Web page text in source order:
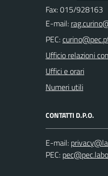
Fax: 015/928163
E-mail:
PEC:
Ufficio relazioni
Uffici e orari
Numeri utili
CONTATTI D.P.O.
E-mail:
PEC: